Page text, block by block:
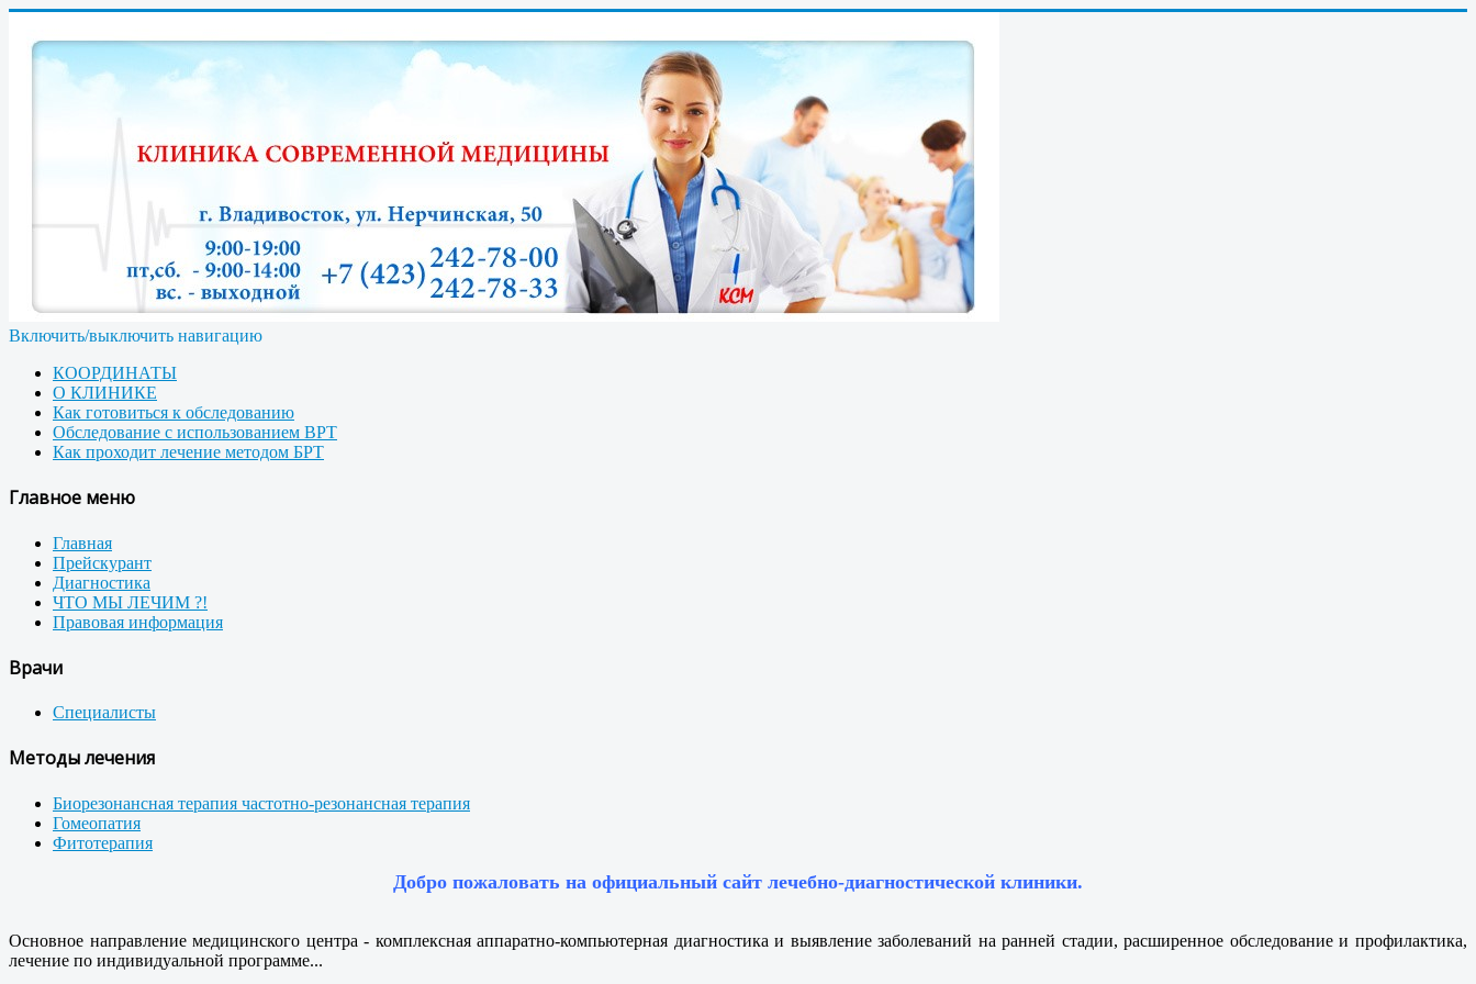
Включить/выключить навигацию
КООРДИНАТЫ
О КЛИНИКЕ
Как готовиться к обследованию
Обследование с использованием ВРТ
Как проходит лечение методом БРТ
Главное меню
Главная
Прейскурант
Диагностика
ЧТО МЫ ЛЕЧИМ ?!
Правовая информация
Врачи
Специалисты
Методы лечения
Биорезонансная терапия частотно-резонансная терапия
Гомеопатия
Фитотерапия
Добро пожаловать на официальный сайт лечебно-диагностической клиники.
Основное направление медицинского центра - комплексная аппаратно-компьютерная диагностика и выявление заболеваний на ранней стадии, расширенное обследование и профилактика,
лечение по индивидуальной программе...